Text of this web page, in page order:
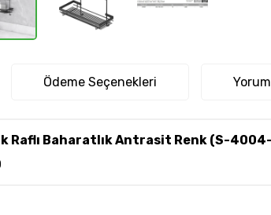
Ödeme Seçenekleri
Raflı Baharatlık Antrasit Renk (S-